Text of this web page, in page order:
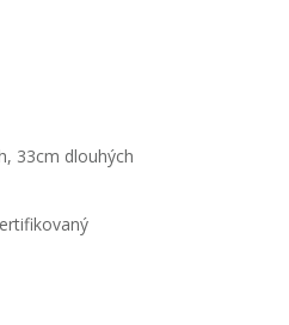
33cm dlouhých